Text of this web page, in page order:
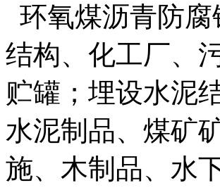
环氧煤沥青防腐
结构、化工厂、
贮罐；埋设水泥
水泥制品、煤矿
施、木制品、水